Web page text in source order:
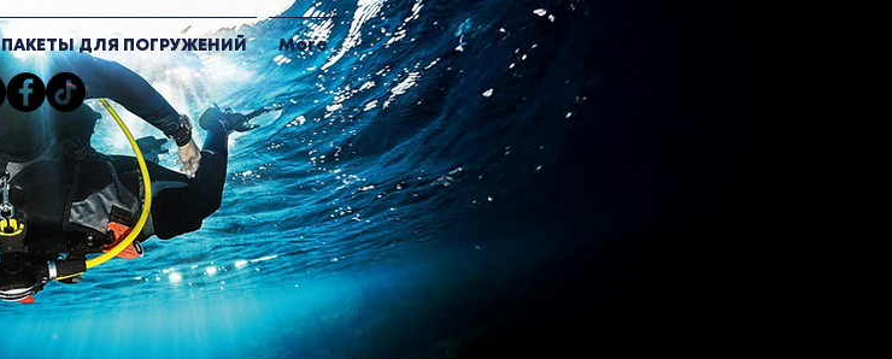
ПАКЕТЫ ДЛЯ ПОГРУЖЕНИЙ More